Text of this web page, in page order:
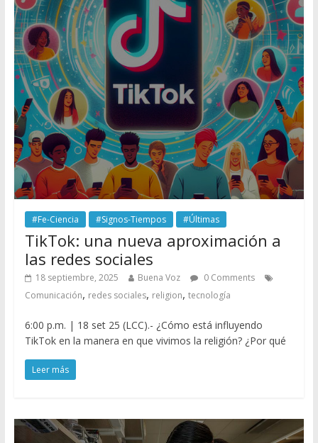
#Fe-Ciencia #Signos-Tiempos #Últimas
TikTok: una nueva aproximación a
las redes sociales
18 septiembre, 2025 Buena Voz
0 Comments
Comunicación, redes sociales, religion, tecnología
6:00 p.m. | 18 set 25 (LCC).- ¿Cómo está influyendo
TikTok en la manera en que vivimos la religión? ¿Por qué
Leer más